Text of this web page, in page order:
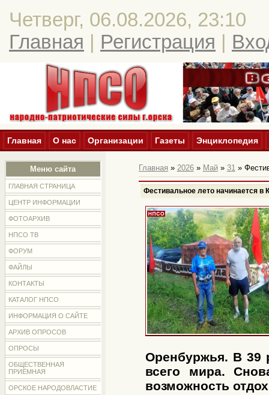
Четверг, 06.08.2026, 23:10
Главная
Регистрация
Главная О нас Организации Газеты Энциклопедия
Меню сайта
ГЛАВНАЯ СТРАНИЦА
ЦЕНТР ИНФОРМАЦИИ
ФОТОАРХИВ
НПСО ТВ
ФОРУМ
ФАЙЛЫ
КОНТАКТЫ
КАТАЛОГ НПСО
ИНФОРМАЦИЯ О САЙТЕ
АРХИВ ОПРОСОВ
ОПРОСЫ
ОБЩЕСТВЕННАЯ
ПРИЁМНАЯ
ОРСКОЕ НАРОДОВЛАСТИЕ
Главная » 2026 » Май » 31»
Фестивальное лето начинается в
Оренбуржья. В 39
всего мира.
возможность